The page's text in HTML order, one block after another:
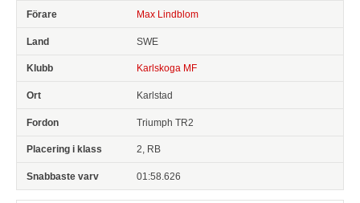
Max Lindblom
SWE
Karlskoga MF
Karlstad
Triumph TR2
2, RB
01:58.626